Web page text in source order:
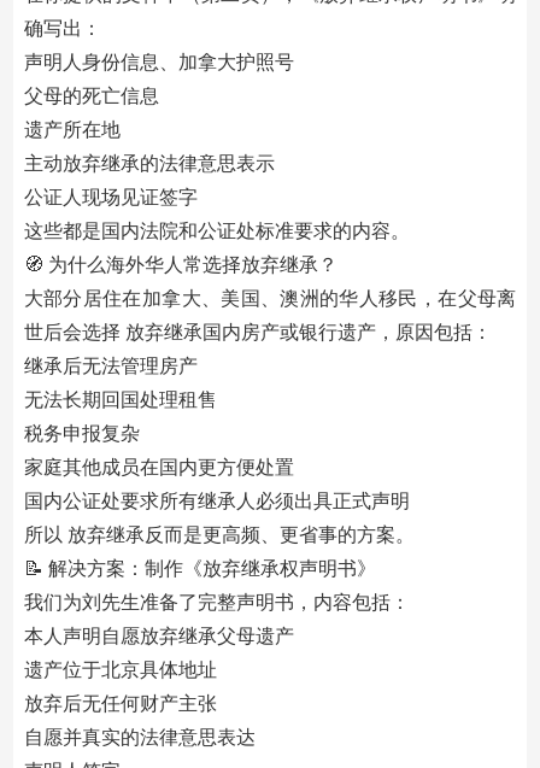
确写出：
声明人身份信息、加拿大护照号
父母的死亡信息
遗产所在地
主动放弃继承的法律意思表示
公证人现场见证签字
这些都是国内法院和公证处标准要求的内容。
🧭 为什么海外华人常选择放弃继承？
大部分居住在加拿大、美国、澳洲的华人移民，在父母离
世后会选择 放弃继承国内房产或银行遗产，原因包括：
继承后无法管理房产
无法长期回国处理租售
税务申报复杂
家庭其他成员在国内更方便处置
国内公证处要求所有继承人必须出具正式声明
所以 放弃继承反而是更高频、更省事的方案。
📝 解决方案：制作《放弃继承权声明书》
我们为刘先生准备了完整声明书，内容包括：
本人声明自愿放弃继承父母遗产
遗产位于北京具体地址
放弃后无任何财产主张
自愿并真实的法律意思表达